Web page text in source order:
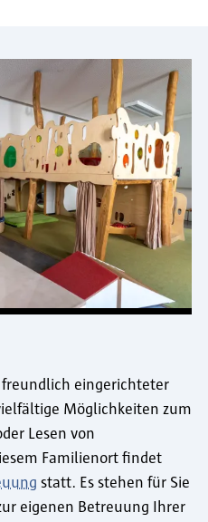
freundlich eingerichteter
Möglichkeiten zum
Lesen von
Familienort findet
statt. Es stehen für Sie
eigenen Betreuung Ihrer